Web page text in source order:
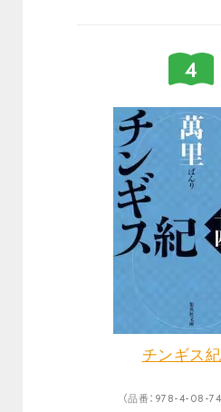
チンギス
（品番：978-4-08-